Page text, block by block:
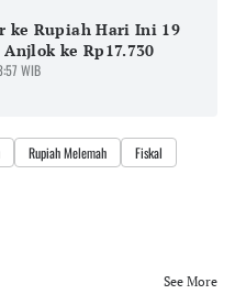
ke Rupiah Hari Ini 19
ke Rp17.730
WIB
Rupiah Melemah
Fiskal
See More